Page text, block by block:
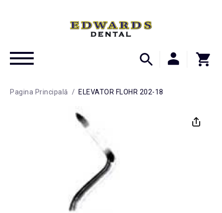
Pagina Principală / ELEVATOR FLOHR 202-18